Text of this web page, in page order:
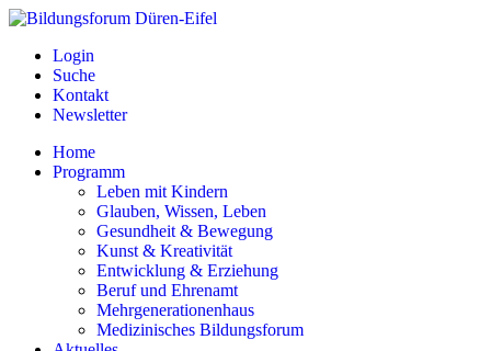
Login
Suche
Kontakt
Newsletter
Home
Programm
Leben mit Kindern
Glauben, Wissen, Leben
Gesundheit & Bewegung
Kunst & Kreativität
Entwicklung & Erziehung
Beruf und Ehrenamt
Mehrgenerationenhaus
Medizinisches Bildungsforum